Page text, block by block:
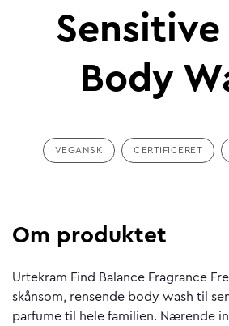
Sensitive
Body
VEGANSK CERTIFICERET
Om produktet
Urtekram Find Balance Fragrance
skånsom, rensende body wash til
parfume til hele familien. Nærende